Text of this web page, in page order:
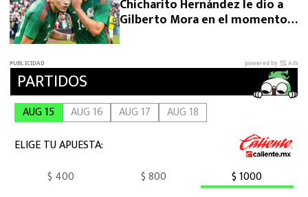
Chicharito Hernández le dio a
Gilberto Mora en el momento